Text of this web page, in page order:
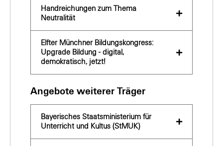
Handreichungen zum Thema
Neutralität
Elfter Münchner Bildungskongress:
Upgrade Bildung - digital,
demokratisch, jetzt!
Angebote weiterer Träger
Bayerisches Staatsministerium für
Unterricht und Kultus (StMUK)